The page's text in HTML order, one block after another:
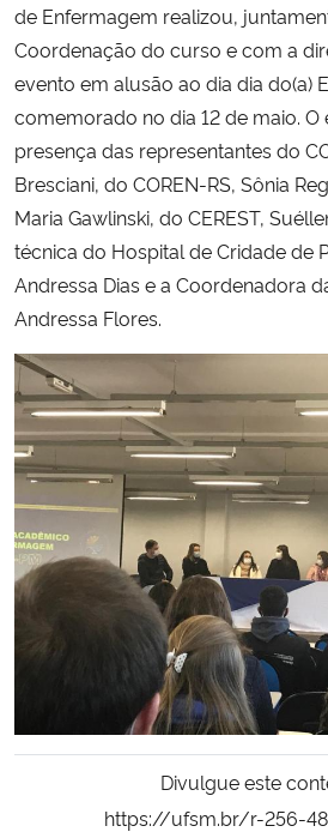
Ministério do Meio Ambiente
Ministério do Turismo
Ministério do Desenvolvimento Regional
Ministério da Mulher, da Família e dos Direitos
Secretaria-Geral
Secretaria de Governo
Gabinete de Segurança Institucional
Advocacia-Geral da União
Banco Central do Brasil
Planalto
de Enfermagem realizou,
Coordenação do curso e com a
evento em alusão ao dia dia do(a)
comemorado no dia 12 de maio.
presença das representantes do
Bresciani, do COREN-RS, Sônia
Maria Gawlinski, do CEREST,
técnica do Hospital de Cridade de
Andressa Dias e a Coordenadora
Andressa Flores.
Divulgue este
https://ufsm.br/r-256-